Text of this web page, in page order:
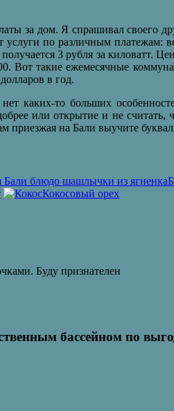
за дом. Я спрашивал своего
по различным платежам:
3 рубля за киловатт.
Вот такие ежемесячные
в год.
каких-то больших
или открытие и не
приезжая на Бали выучите
Кокосовый орех
Буду признателен
бассейном по